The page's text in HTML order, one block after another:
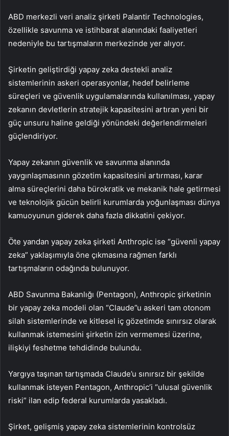
ABD merkezli veri analiz şirketi Palantir Technologies,
özellikle savunma ve istihbarat alanındaki faaliyetleri
nedeniyle bu tartışmaların merkezinde yer alıyor.
Şirketin geliştirdiği yapay zeka destekli analiz
sistemlerinin askeri operasyonlar, hedef belirleme
süreçleri ve güvenlik uygulamalarında kullanılması, yapay
zekanın devletlerin stratejik kapasitesini artıran yeni bir
güç unsuru haline geldiği yönündeki değerlendirmeleri
güçlendiriyor.
Yapay zekanın güvenlik ve savunma alanında
yaygınlaşmasının gözetim kapasitesini artırması, karar
alma süreçlerini daha bürokratik ve mekanik hale getirmesi
ve teknolojik gücün belirli kurumlarda yoğunlaşması dünya
kamuoyunun giderek daha fazla dikkatini çekiyor.
Öte yandan yapay zeka şirketi Anthropic ise “güvenli yapay
zeka” yaklaşımıyla öne çıkmasına rağmen farklı
tartışmaların odağında bulunuyor.
ABD Savunma Bakanlığı (Pentagon), Anthropic şirketinin
bir yapay zeka modeli olan “Claude”u askeri tam otonom
silah sistemlerinde ve kitlesel iç gözetimde sınırsız olarak
kullanmak istemesini şirketin izin vermemesi üzerine,
ilişkiyi feshetme tehdidinde bulundu.
Yargıya taşınan tartışmada Claude’u sınırsız bir şekilde
kullanmak isteyen Pentagon, Anthropic’i “ulusal güvenlik
riski” ilan edip federal kurumlarda yasakladı.
Şirket, gelişmiş yapay zeka sistemlerinin kontrolsüz